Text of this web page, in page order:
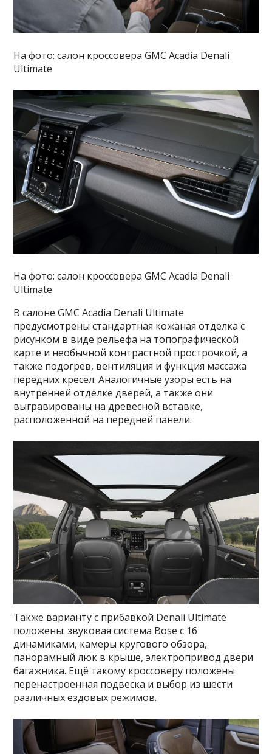
На фото: салон кроссовера GMC Acadia Denali
Ultimate
На фото: салон кроссовера GMC Acadia Denali
Ultimate
В салоне GMC Acadia Denali Ultimate
предусмотрены стандартная кожаная отделка с
рисунком в виде рельефа на топографической
карте и необычной контрастной прострочкой, а
также подогрев, вентиляция и функция массажа
передних кресел. Аналогичные узоры есть на
внутренней отделке дверей, а также они
выгравированы на древесной вставке,
расположенной на передней панели.
Также варианту с прибавкой Denali Ultimate
положены: звуковая система Bose с 16
динамиками, камеры кругового обзора,
панорамный люк в крыше, электропривод двери
багажника. Ещё такому кроссоверу положены
перенастроенная подвеска и выбор из шести
различных ездовых режимов.